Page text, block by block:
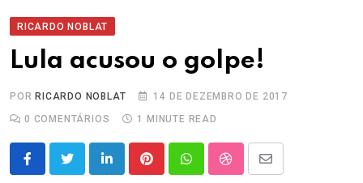
RICARDO NOBLAT
Lula acusou o golpe!
POR RICARDO NOBLAT
14 DE DEZEMBRO DE 2017
0 COMENTÁRIOS 1 MINUTE READ
LinkedInPinterestWhatsappStumbleUpon
Share